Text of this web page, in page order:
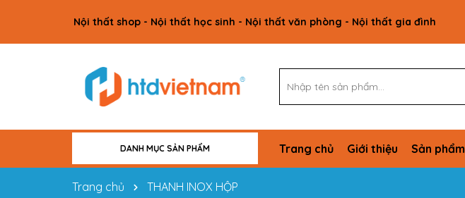
Nội thất shop - Nội thất học sinh - Nội thất văn phòng - Nội thất gia đình
DANH MỤC SẢN PHẨM Trang chủ Giới thiệu Sản phẩm
Trang chủ THANH INOX HỘP